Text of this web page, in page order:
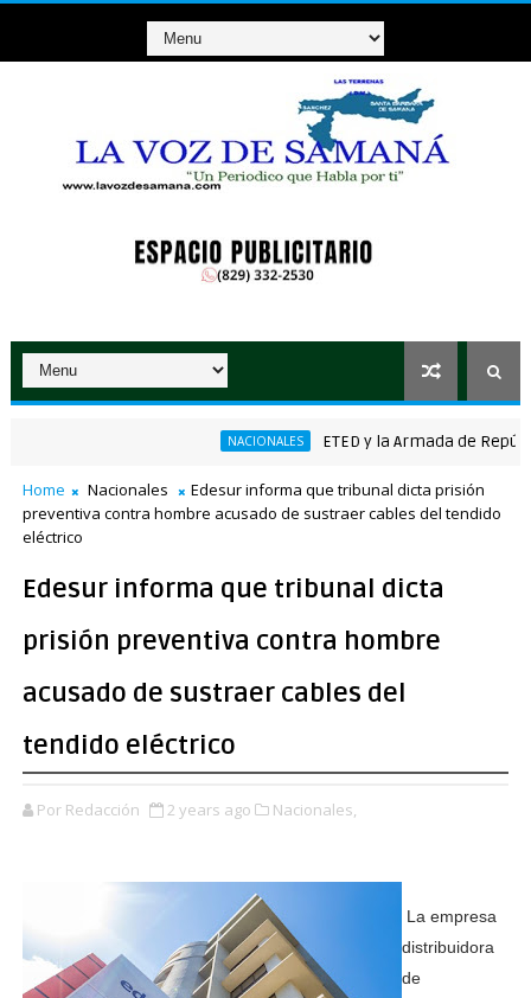
NACIONALES ETED y la Armada de
Home Nacionales
Edesur informa que tribunal dicta prisión
preventiva contra hombre acusado de sustraer cables del tendido
eléctrico
Edesur informa que tribunal dicta
prisión preventiva contra hombre
acusado de sustraer cables del
tendido eléctrico
Por Redacción 2 years ago Nacionales,
La empresa
distribuidora
de